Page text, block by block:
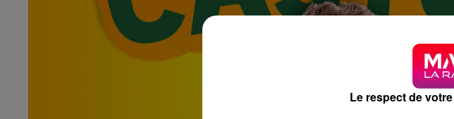
Le respect de